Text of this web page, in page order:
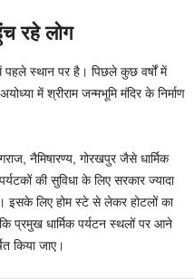
रहे लोग
स्थान पर है। पिछले कुछ वर्षों में
में श्रीराम जन्मभूमि मंदिर के निर्माण
नैमिषारण्य, गोरखपुर जैसे धार्मिक
की सुविधा के लिए सरकार ज्यादा
इसके लिए होम स्टे से लेकर होटलों का
प्रमुख धार्मिक पर्यटन स्थलों पर आने
किया जाए।